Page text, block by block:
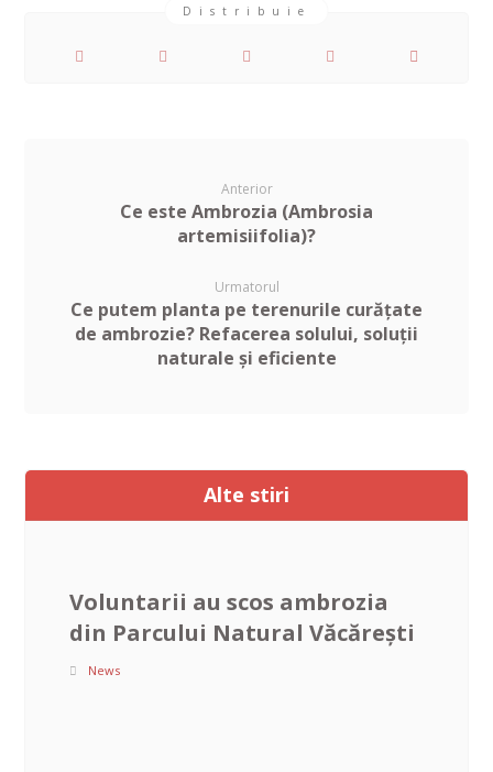
Anterior
Ce este Ambrozia (Ambrosia
artemisiifolia)?
Urmatorul
Ce putem planta pe terenurile curățate
de ambrozie? Refacerea solului, soluții
naturale și eficiente
Alte stiri
Voluntarii au scos ambrozia
din Parcului Natural Văcărești
News